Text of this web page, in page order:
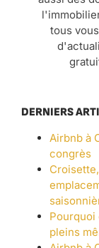
tous
DERNIERS
Airbnb à
congrès
Pourquoi
pleins